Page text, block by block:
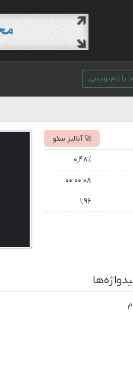
یا نام‌نویسی
🚀 آنالیز سئو
۰,۴۸٪
۰۰:۰۰:۰۸
۱,۹۶